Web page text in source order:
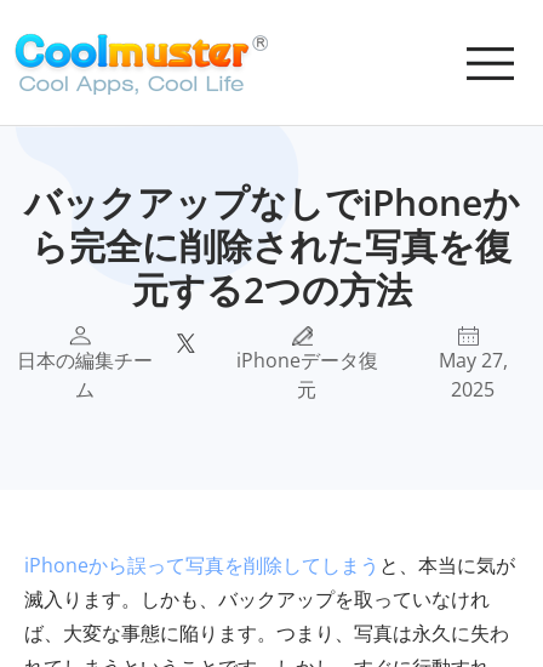
バックアップなしでiPhoneか
ら完全に削除された写真を復
元する2つの方法
日本の編集チー
ム
iPhoneデータ復
元
May 27,
2025
iPhoneから誤って写真を削除してしまう と、本当に気が
滅入ります。しかも、バックアップを取っていなけれ
ば、大変な事態に陥ります。つまり、写真は永久に失わ